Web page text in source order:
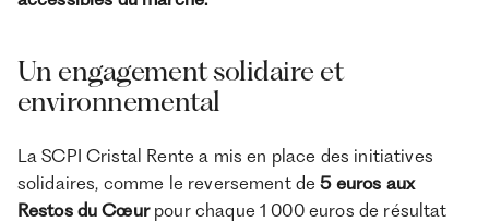
Un engagement solidaire et
environnemental
La SCPI Cristal Rente a mis en place des initiatives
solidaires, comme le reversement de5 euros aux
Restos du Cœur pour chaque 1 000 euros de résultat